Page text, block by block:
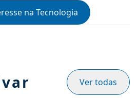
na Tecnologia
Ver todas